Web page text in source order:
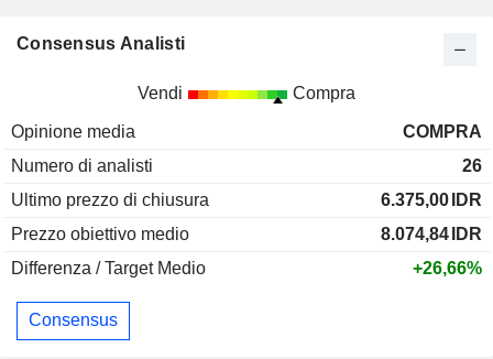
Consensus Analisti
Vendi Compra
Opinione media
COMPRA
Numero di analisti
26
Ultimo prezzo di chiusura
6.375,00 IDR
Prezzo obiettivo medio
8.074,84 IDR
Differenza / Target Medio
+26,66%
Consensus